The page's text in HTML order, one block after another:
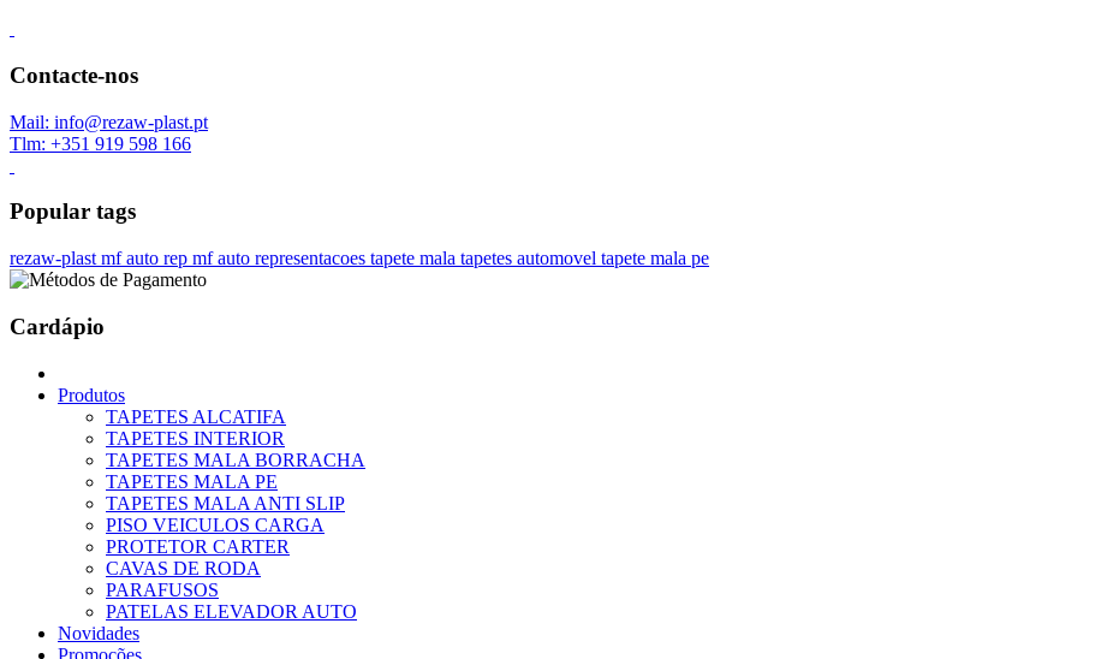
Contacte-nos
Mail: info@rezaw-plast.pt
Tlm: +351 919 598 166
Popular tags
rezaw-plast mf auto rep mf auto representacoes tapete mala tapetes automovel tapete mala pe
Cardápio
Produtos
TAPETES ALCATIFA
TAPETES INTERIOR
TAPETES MALA BORRACHA
TAPETES MALA PE
TAPETES MALA ANTI SLIP
PISO VEICULOS CARGA
PROTETOR CARTER
CAVAS DE RODA
PARAFUSOS
PATELAS ELEVADOR AUTO
Novidades
Promoções